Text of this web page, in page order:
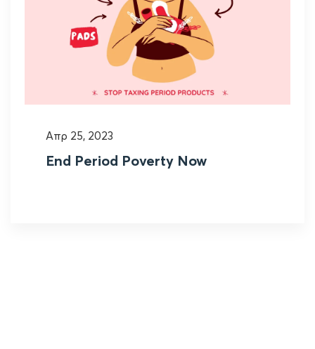
Απρ 25, 2023
End Period Poverty Now